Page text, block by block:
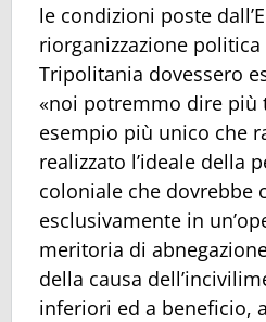
le condizioni poste
riorganizzazione
Tripolitania dovessero
«noi potremmo dire più
esempio più unico che
realizzato l’ideale della
coloniale che dovrebbe
esclusivamente in
meritoria di
della causa
inferiori ed a beneficio,